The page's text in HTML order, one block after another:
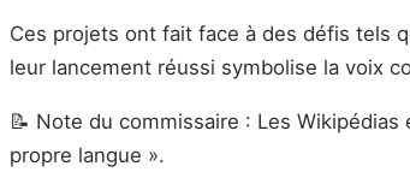
Ces projets ont fait face à des défis tels
leur lancement réussi symbolise la voix
📝 Note du commissaire : Les
propre langue ».